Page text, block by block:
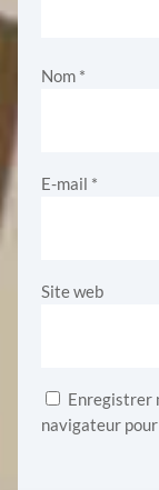
Nom *
E-mail *
Site web
Enregistrer
navigateur